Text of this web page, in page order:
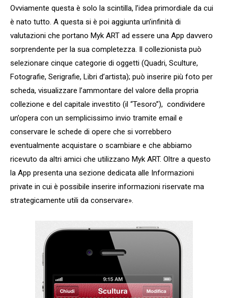
Ovviamente questa è solo la scintilla, l’idea primordiale da cui
è nato tutto. A questa si è poi aggiunta un’infinità di
valutazioni che portano Myk ART ad essere una App davvero
sorprendente per la sua completezza. Il collezionista può
selezionare cinque categorie di oggetti (Quadri, Sculture,
Fotografie, Serigrafie, Libri d’artista); può inserire più foto per
scheda, visualizzare l’ammontare del valore della propria
collezione e del capitale investito (il “Tesoro”), condividere
un’opera con un semplicissimo invio tramite email e
conservare le schede di opere che si vorrebbero
eventualmente acquistare o scambiare e che abbiamo
ricevuto da altri amici che utilizzano Myk ART. Oltre a questo
la App presenta una sezione dedicata alle Informazioni
private in cui è possibile inserire informazioni riservate ma
strategicamente utili da conservare».